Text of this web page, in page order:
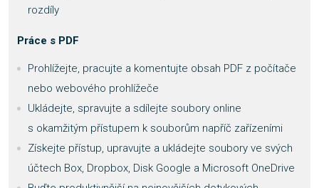
rozdíly
Práce s PDF
Prohlížejte, pracujte a komentujte obsah PDF z počítače
nebo webového prohlížeče
Ukládejte, spravujte a sdílejte soubory online
s okamžitým přístupem k souborům napříč zařízeními
Získejte přístup, upravujte a ukládejte soubory ve svých
účtech Box, Dropbox, Disk Google a Microsoft OneDrive